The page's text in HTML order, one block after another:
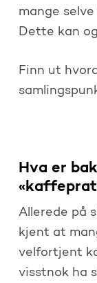
mange
Dette kan
Finn ut
Hva er
Allerede på
kjent at
velfortjent
visstnok ha